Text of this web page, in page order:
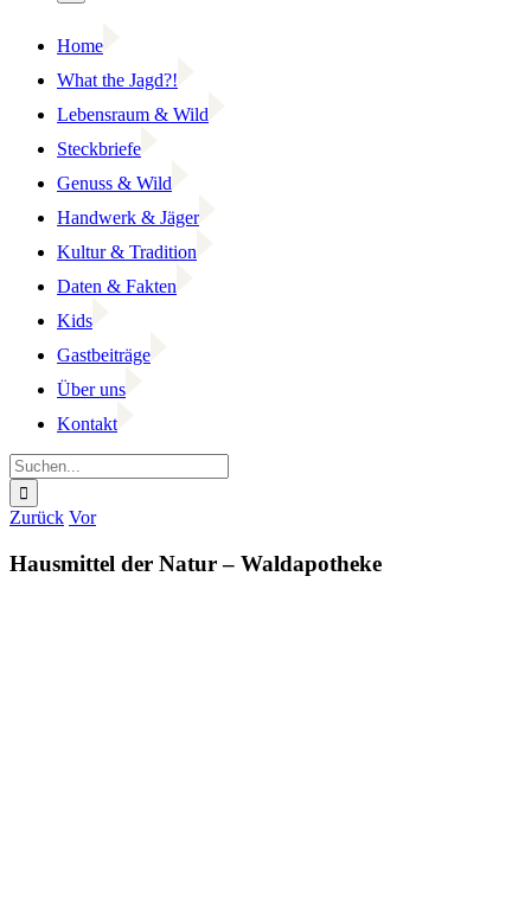
Home
What the Jagd?!
Lebensraum & Wild
Steckbriefe
Genuss & Wild
Handwerk & Jäger
Kultur & Tradition
Daten & Fakten
Kids
Gastbeiträge
Über uns
Kontakt
Suche
nach:
Facebook
YouTube
Instagram
Zurück Vor
Hausmittel der Natur – Waldapotheke